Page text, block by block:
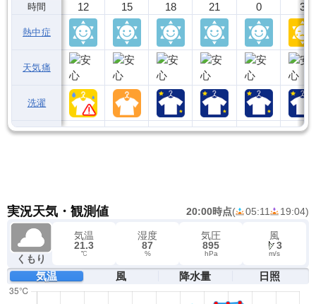
時間
熱中症
天気痛
洗濯
12 15 18 21 0 3
実況天気・観測値 20:00時点( 05:11 19:04)
くもり
気温
21.3
℃
湿度
87
%
気圧
895
hPa
風
3
m/s
気温 風 降水量 日照